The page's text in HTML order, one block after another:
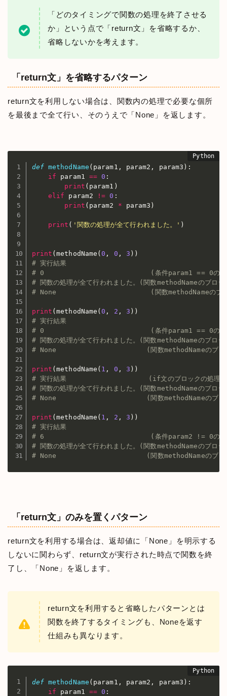
「どのタイミングで関数の処理を終了させる
か」という点で「return文」を省略するか、
省略しないかを考えます。
「return文」を省略するパターン
return文を利用しない場合は、関数内の処理で必要な個所
を最後まで全て行い、そのうえで「None」を返します。
def methodName ( param1 , param2 , param3 ) :
if param1 == 0 :
print ( param1 )
elif param2 != 0 :
print ( param2 * param3 )
print ( '関数の処理が全て行われました。' )
print (methodName (0 , 0 , 3 ) )
# 実行結果
# 0                          (条件param1 == 0のブロッ
# 関数の処理が全て行われました。(関数methodNameのブロ
# None                       (関数methodNameのブロック
print (methodName (0 , 2 , 3 ) )
# 実行結果
# 0                          (条件param1 == 0のブロッ
# 関数の処理が全て行われました。(関数methodNameのブロ
# None                      (関数methodNameのブロックの
print (methodName ( 1 , 0 , 3 ) )
# 実行結果                    (if文のブロックの処理は行
# 関数の処理が全て行われました。(関数methodNameのブロ
# None                      (関数methodNameのブロックの
print (methodName ( 1 , 2 , 3 ) )
# 実行結果
# 6                          (条件param2 != 0のブロッ
# 関数の処理が全て行われました。(関数methodNameのブロ
# None                      (関数methodNameのブロックの
「return文」のみを置くパターン
return文を利用する場合は、返却値に「None」を明示する
しないに関わらず、return文が実行された時点で関数を終
了し、「None」を返します。
return文を利用すると省略したパターンとは
関数を終了するタイミングも、Noneを返す
仕組みも異なります。
def methodName ( param1 , param2 , param3 ) :
if param1 == 0 :